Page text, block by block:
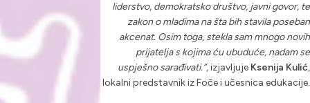
liderstvo, demokratsko društvo, javni govor, te
zakon o mladima na šta bih stavila poseban
akcenat. Osim toga, stekla sam mnogo novih
prijatelja s kojima ću ubuduće, nadam se
uspješno sarađivati.”,izjavljuje Ksenija Kulić,
lokalni predstavnik iz Foče i učesnica edukacije.